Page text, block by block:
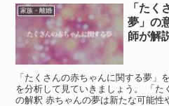
家族・離婚
「たく
夢」の
師が解
「たくさんの赤ちゃんに関する夢」
を分析して見ていきましょう。 「た
の解釈 赤ちゃんの夢は新たな可能性